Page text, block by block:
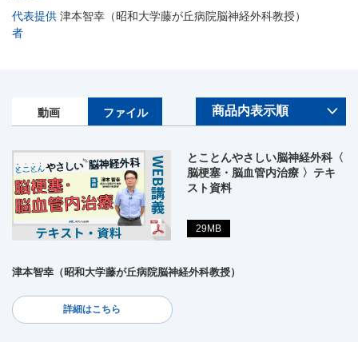
代表提供
者
津本智幸（昭和大学藤が丘病院脳神経外科教授）
動画 ファイル
とことんやさしい脳神経外科〈
脳梗塞・脳血管内治療 〉テキ
スト資料
29MB
津本智幸（昭和大学藤が丘病院脳神経外科教授）
詳細はこちら